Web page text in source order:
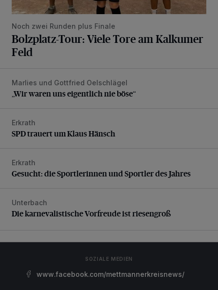
Noch zwei Runden plus Finale
Bolzplatz-Tour: Viele Tore am Kalkumer
Feld
„Wir waren uns eigentlich nie böse“
Marlies und Gottfried Oelschlägel
„Wir waren uns eigentlich nie böse“
SPD trauert um Klaus Hänsch
Erkrath
SPD trauert um Klaus Hänsch
Gesucht: die Sportlerinnen und Sportler des Jahres
Erkrath
Gesucht: die Sportlerinnen und Sportler des Jahres
Die karnevalistische Vorfreude ist riesengroß
Unterbach
Die karnevalistische Vorfreude ist riesengroß
SOZIALE MEDIEN
www.facebook.com/mettmannerkreisnews/